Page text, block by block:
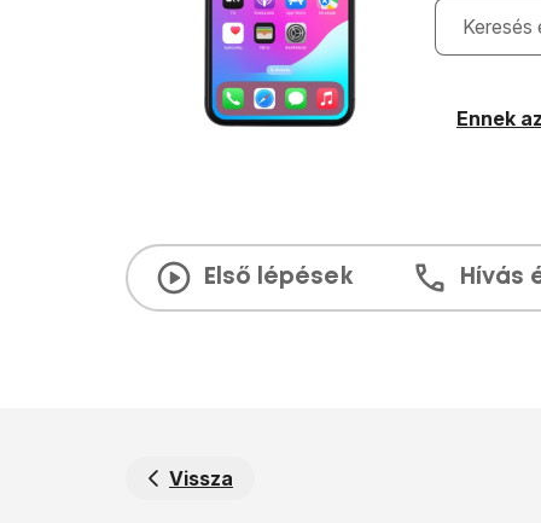
Gépelés
Ennek
Első lépések Hívás
Vissza